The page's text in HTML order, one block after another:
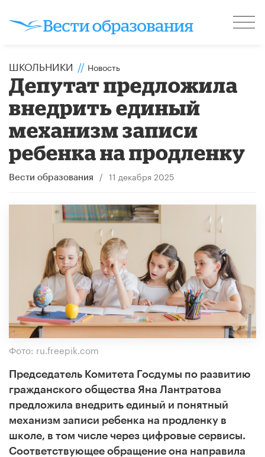
ШКОЛЬНИКИ // Новость
Депутат предложила
внедрить единый
механизм записи
ребенка на продленку
Вести образования / 11 декабря 2025
Фото: ru.freepik.com
Председатель Комитета Госдумы по развитию
гражданского общества Яна Лантратова
предложила внедрить единый и понятный
механизм записи ребенка на продленку в
школе, в том числе через цифровые сервисы.
Соответствующее обращение она направила